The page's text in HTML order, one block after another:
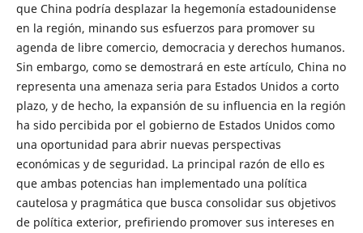
que China podría desplazar la hegemonía estadounidense
en la región, minando sus esfuerzos para promover su
agenda de libre comercio, democracia y derechos humanos.
Sin embargo, como se demostrará en este artículo, China no
representa una amenaza seria para Estados Unidos a corto
plazo, y de hecho, la expansión de su influencia en la región
ha sido percibida por el gobierno de Estados Unidos como
una oportunidad para abrir nuevas perspectivas
económicas y de seguridad. La principal razón de ello es
que ambas potencias han implementado una política
cautelosa y pragmática que busca consolidar sus objetivos
de política exterior, prefiriendo promover sus intereses en